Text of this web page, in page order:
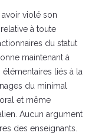
avoir violé son
à toute
du statut
maintenant à
liés à la
du minimal
et même
Aucun argument
des enseignants.